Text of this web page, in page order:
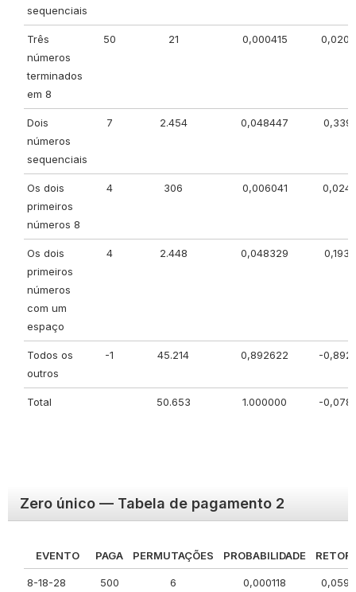
sequenciais
Três
números
terminados
em 8
50 21 0,000415
Dois
números
sequenciais
7 2.454 0,048447
Os dois
primeiros
números 8
4 306 0,006041
Os dois
primeiros
números
com um
espaço
4 2.448 0,048329
Todos os
outros
-1 45.214 0,892622 -
Total 50.653 1.000000 -
Zero único — Tabela de pagamento 2
EVENTO PAGA PERMUTAÇÕES PROBABILIDADE
8-18-28 500 6 0,000118